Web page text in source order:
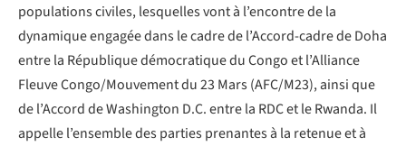
populations civiles, lesquelles vont à l’encontre de la
dynamique engagée dans le cadre de l’Accord-cadre de Doha
entre la République démocratique du Congo et l’Alliance
Fleuve Congo/Mouvement du 23 Mars (AFC/M23), ainsi que
de l’Accord de Washington D.C. entre la RDC et le Rwanda. Il
appelle l’ensemble des parties prenantes à la retenue et à